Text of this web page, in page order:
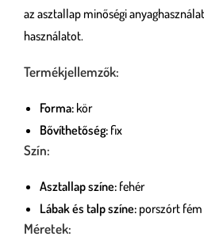
az asztallap minőségi
használatot.
Termékjellemzők:
Forma: kör
Bővíthetőség: fix
Szín:
Asztallap színe: fehér
Lábak és talp színe: porszórt fém
Méretek: